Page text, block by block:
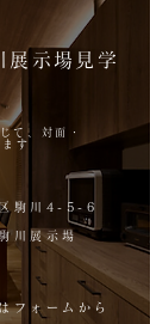
展示場見学
て、対面・
す
区駒川4-5-6
展示場
フォームから